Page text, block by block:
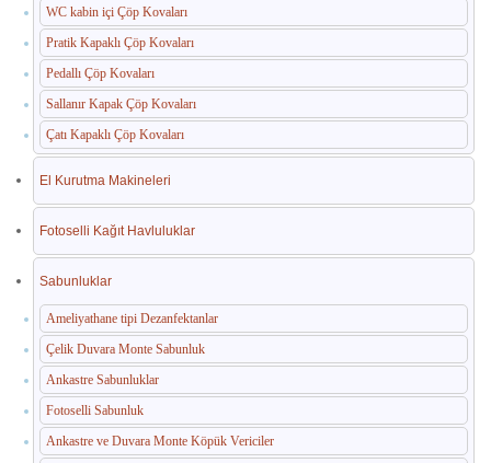
WC kabin içi Çöp Kovaları
Pratik Kapaklı Çöp Kovaları
Pedallı Çöp Kovaları
Sallanır Kapak Çöp Kovaları
Çatı Kapaklı Çöp Kovaları
El Kurutma Makineleri
Fotoselli Kağıt Havluluklar
Sabunluklar
Ameliyathane tipi Dezanfektanlar
Çelik Duvara Monte Sabunluk
Ankastre Sabunluklar
Fotoselli Sabunluk
Ankastre ve Duvara Monte Köpük Vericiler